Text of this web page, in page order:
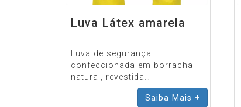
Luva Látex amarela
Luva de segurança
confeccionada em borracha
natural, revestida
internamente com flocos de
algodão, antiderrapante na
Saiba Mais +